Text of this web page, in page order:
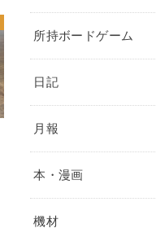
所持ボードゲーム
日記
月報
本・漫画
機材